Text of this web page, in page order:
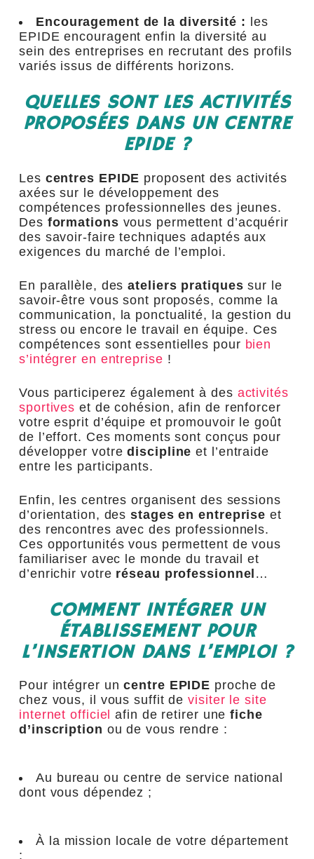
Encouragement de la diversité : les
EPIDE encouragent enfin la diversité au
sein des entreprises en recrutant des profils
variés issus de différents horizons.
QUELLES SONT LES ACTIVITÉS
PROPOSÉES DANS UN CENTRE
EPIDE ?
Les centres EPIDE proposent des activités
axées sur le développement des
compétences professionnelles des jeunes.
Des formations vous permettent d’acquérir
des savoir-faire techniques adaptés aux
exigences du marché de l’emploi.
En parallèle, desateliers pratiques sur le
savoir-être vous sont proposés, comme la
communication, la ponctualité, la gestion du
stress ou encore le travail en équipe. Ces
compétences sont essentielles pour bien
s’intégrer en entreprise !
Vous participerez également à des activités
sportives et de cohésion, afin de renforcer
votre esprit d’équipe et promouvoir le goût
de l’effort. Ces moments sont conçus pour
développer votrediscipline et l’entraide
entre les participants.
Enfin, les centres organisent des sessions
d’orientation, desstages en entreprise et
des rencontres avec des professionnels.
Ces opportunités vous permettent de vous
familiariser avec le monde du travail et
d’enrichir votre réseau professionnel …
COMMENT INTÉGRER UN
ÉTABLISSEMENT POUR
L’INSERTION DANS L’EMPLOI ?
Pour intégrer uncentre EPIDE proche de
chez vous, il vous suffit devisiter le site
internet officiel afin de retirer unefiche
d’inscription ou de vous rendre :
Au bureau ou centre de service national
dont vous dépendez ;
À la mission locale de votre département
;